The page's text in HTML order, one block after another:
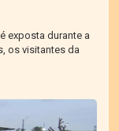
exposta durante a
os visitantes da